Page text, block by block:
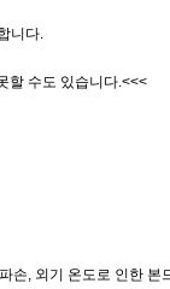
니다.
할 수도 있습니다.<<<
손, 외기 온도로 인한